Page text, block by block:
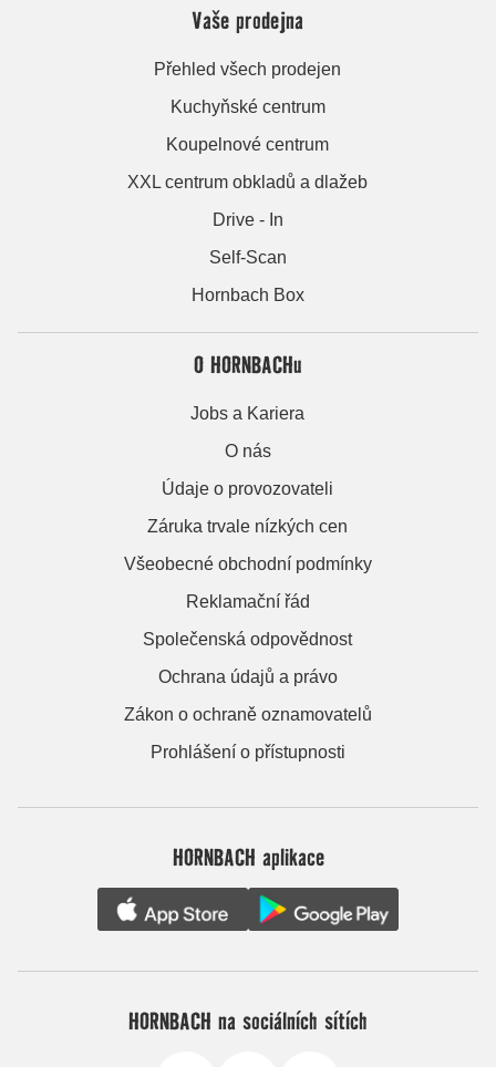
Vaše prodejna
Přehled všech prodejen
Kuchyňské centrum
Koupelnové centrum
XXL centrum obkladů a dlažeb
Drive - In
Self-Scan
Hornbach Box
O HORNBACHu
Jobs a Kariera
O nás
Údaje o provozovateli
Záruka trvale nízkých cen
Všeobecné obchodní podmínky
Reklamační řád
Společenská odpovědnost
Ochrana údajů a právo
Zákon o ochraně oznamovatelů
Prohlášení o přístupnosti
HORNBACH aplikace
HORNBACH na sociálních sítích